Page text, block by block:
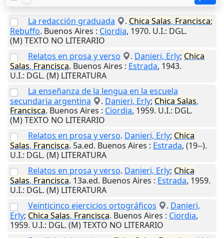
La redacción graduada . Chica Salas, Francisca;
Rebuffo. Buenos Aires : Ciordia, 1970. U.I.: DGL.
(M) TEXTO NO LITERARIO
Relatos en prosa y verso
. Danieri, Erly; Chica
Salas, Francisca. Buenos Aires : Estrada, 1943.
U.I.: DGL. (M) LITERATURA
La enseñanza de la lengua en la escuela
secundaria argentina
. Danieri, Erly; Chica Salas,
Francisca. Buenos Aires : Ciordia, 1959. U.I.: DGL.
(M) TEXTO NO LITERARIO
Relatos en prosa y verso. Danieri, Erly; Chica
Salas, Francisca. 5a.ed. Buenos Aires : Estrada, (19--).
U.I.: DGL. (M) LITERATURA
Relatos en prosa y verso. Danieri, Erly; Chica
Salas, Francisca. 13a.ed. Buenos Aires : Estrada, 1959.
U.I.: DGL. (M) LITERATURA
Veinticinco ejercicios ortográficos
. Danieri,
Erly; Chica Salas, Francisca. Buenos Aires : Ciordia,
1959. U.I.: DGL. (M) TEXTO NO LITERARIO